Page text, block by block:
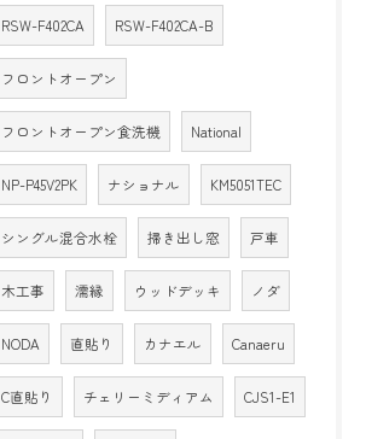
RSW-F402CA RSW-F402CA-B
フロントオープン
フロントオープン食洗機 National
NP-P45V2PK ナショナル KM5051TEC
シングル混合水栓 掃き出し窓 戸車
木工事 濡縁 ウッドデッキ ノダ
NODA 直貼り カナエル Canaeru
C直貼り チェリーミディアム CJS1-E1